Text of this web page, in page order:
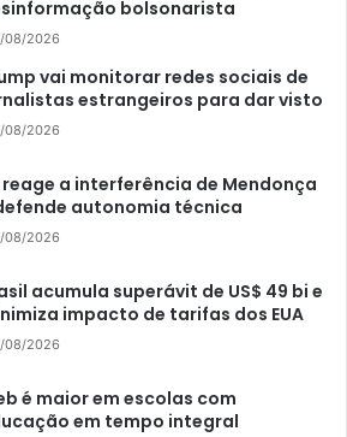
bolsonarista
08/2026
vai monitorar redes sociais de
estrangeiros para dar visto
08/2026
reage a interferência de Mendonça
autonomia técnica
08/2026
acumula superávit de US$ 49 bi e
impacto de tarifas dos EUA
08/2026
é maior em escolas com
em tempo integral